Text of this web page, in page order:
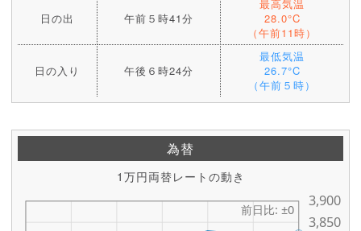
日の出 午前５時41分
最高気温
28.0°C
（午前11時）
日の入り 午後６時24分
最低気温
26.7°C
（午前５時）
為替
1万円両替レートの動き